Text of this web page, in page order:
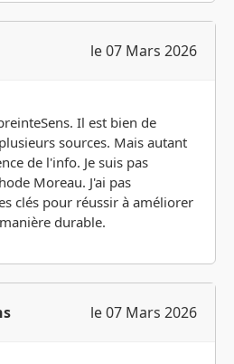
le 07 Mars 2026
Il est bien de
sources. Mais autant
de l'info. Je suis pas
Moreau. J'ai pas
clés pour réussir à améliorer
durable.
le 07 Mars 2026